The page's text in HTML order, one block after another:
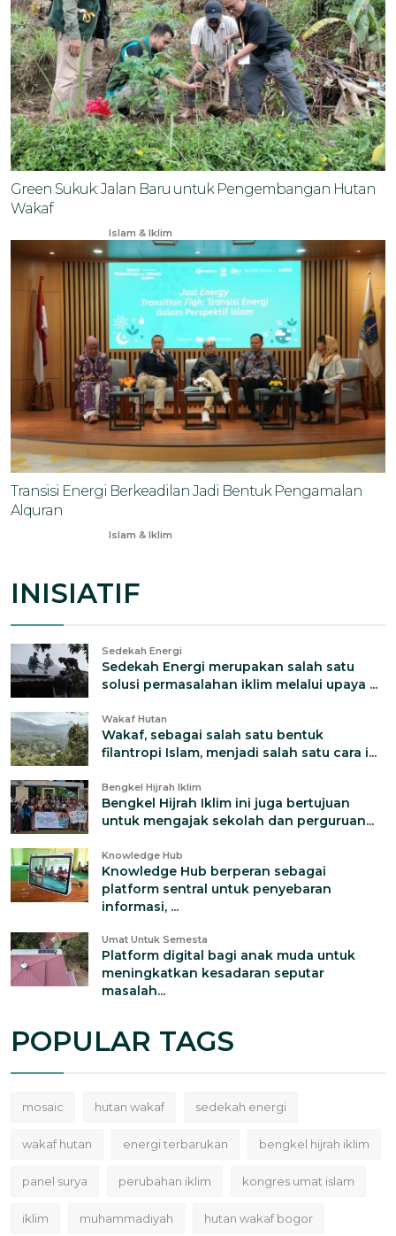
Green Sukuk: Jalan Baru untuk Pengembangan Hutan
Wakaf
Islam & Iklim
Transisi Energi Berkeadilan Jadi Bentuk Pengamalan
Alquran
Islam & Iklim
INISIATIF
Sedekah Energi
Sedekah Energi merupakan salah satu
solusi permasalahan iklim melalui upaya ...
Wakaf Hutan
Wakaf, sebagai salah satu bentuk
filantropi Islam, menjadi salah satu cara i...
Bengkel Hijrah Iklim
Bengkel Hijrah Iklim ini juga bertujuan
untuk mengajak sekolah dan perguruan...
Knowledge Hub
Knowledge Hub berperan sebagai
platform sentral untuk penyebaran
informasi, ...
Umat Untuk Semesta
Platform digital bagi anak muda untuk
meningkatkan kesadaran seputar
masalah...
POPULAR TAGS
mosaic hutan wakaf sedekah energi
wakaf hutan energi terbarukan bengkel hijrah iklim
panel surya perubahan iklim kongres umat islam
iklim muhammadiyah hutan wakaf bogor